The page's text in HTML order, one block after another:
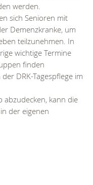
werden.
sich Senioren mit
Demenzkranke, um
teilzunehmen. In
wichtige Termine
finden
DRK-Tagespflege im
abzudecken, kann die
in der eigenen